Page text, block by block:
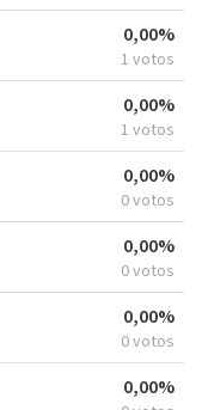
0,00%
1 votos
0,00%
1 votos
0,00%
0 votos
0,00%
0 votos
0,00%
0 votos
0,00%